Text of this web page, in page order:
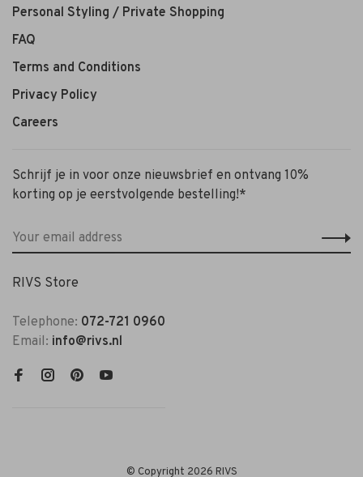
Personal Styling / Private Shopping
FAQ
Terms and Conditions
Privacy Policy
Careers
Schrijf je in voor onze nieuwsbrief en ontvang 10%
korting op je eerstvolgende bestelling!*
RIVS Store
Telephone: 072-721 0960
Email: info@rivs.nl
© Copyright 2026 RIVS